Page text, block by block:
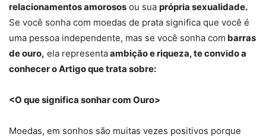
relacionamentos amorosos ou sua própria sexualidade.
Se você sonha com moedas de prata significa que você é
uma pessoa independente, mas se você sonha com barras
de ouro, ela representaambição e riqueza, te convido a
conhecer o Artigo que trata sobre:
<O que significa sonhar com Ouro>
Moedas, em sonhos são muitas vezes positivos porque